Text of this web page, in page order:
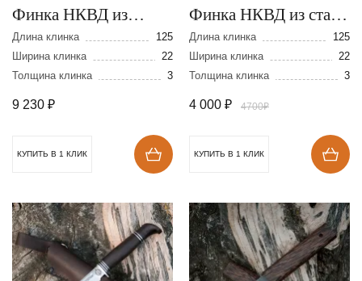
Финка НКВД из
булатной стали
Длина клинка
125
Ширина клинка
22
Толщина клинка
3
9 230 ₽
КУПИТЬ В 1 КЛИК
Финка НКВД из стали
95Х18
Длина клинка
125
Ширина клинка
22
Толщина клинка
3
4 000 ₽ 4700₽
КУПИТЬ В 1 КЛИК